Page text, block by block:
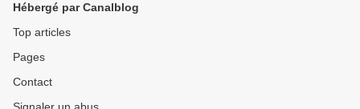
Hébergé par Canalblog
Top articles
Pages
Contact